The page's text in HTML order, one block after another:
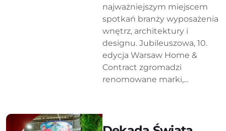
najważniejszym miejscem
spotkań branży wyposażenia
wnętrz, architektury i
designu. Jubileuszowa, 10.
edycja Warsaw Home &
Contract zgromadzi
renomowane marki,...